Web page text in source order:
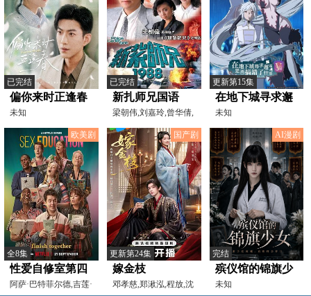
已完结
偏你来时正逢春
未知
已完结
新扎师兄国语
1988
梁朝伟,刘嘉玲,曾华倩,
邓萃雯,吕方,邱淑贞,
更新第15集
在地下城寻求邂
逅是否搞错了什
么第五季
未知
欧美剧
全8集
性爱自修室第四
季
阿萨·巴特菲尔德,吉莲·
国产剧
更新第24集
嫁金枝
邓孝慈,郑湫泓,程放,沈
AI漫剧
完结
殡仪馆的锦旗少
女
未知